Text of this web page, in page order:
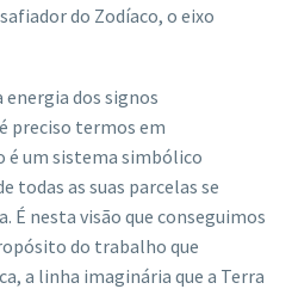
do Zodíaco, o eixo
dos signos
preciso termos em
é um sistema simbólico
as suas parcelas se
É nesta visão que conseguimos
do trabalho que
a linha imaginária que a Terra